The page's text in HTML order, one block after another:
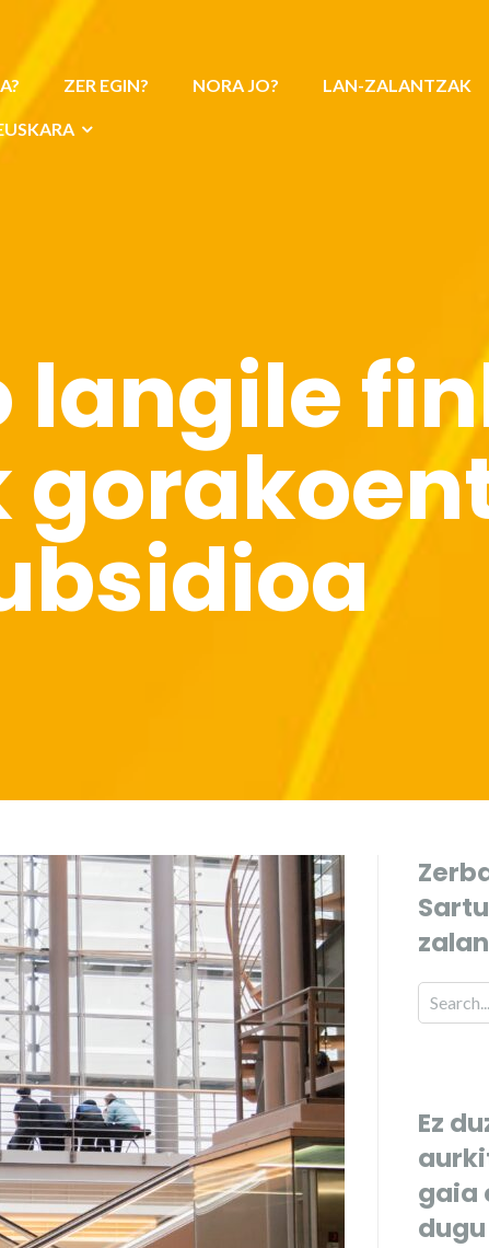
ZER EGIN? NORA JO? LAN-ZALANTZAK
langile
Ez
gaia
dugu